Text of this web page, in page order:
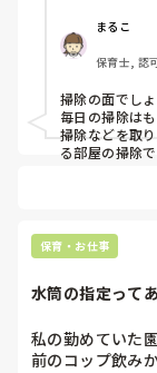
まるこ
保育士, 認
掃除の面でしょ
毎日の掃除は
掃除などを取
る部屋の掃除
庫などは気が
を取りやすく
ば嘔吐などの
アルコールと
分けること。
保育・お仕事
水筒の指定って
私の勤めていた
前のコップ飲み